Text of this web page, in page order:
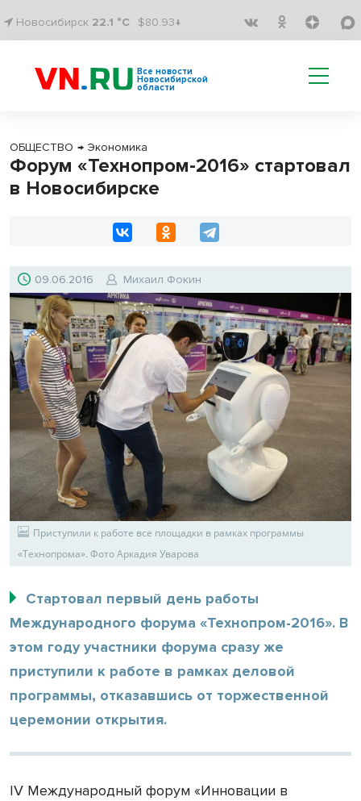
Новосибирск 22.1 °C $80.93↓
Все новости
Новосибирской
области
ОБЩЕСТВО → Экономика
Форум «Технопром-2016» стартовал
в Новосибирске
09.06.2016 Михаил Фокин
Приступили к работе все площадки в рамках программы
«Технопрома». Фото Аркадия Уварова
Стартовал первый день работы
Международного форума «Технопром-2016». В
этом году участники форума сразу же
приступили к работе в рамках деловой
программы, отказавшись от торжественной
церемонии открытия.
IV Международный форум «Инновации в